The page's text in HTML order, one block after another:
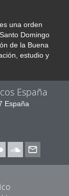
una orden
Domingo
de la Buena
estudio y
España
España